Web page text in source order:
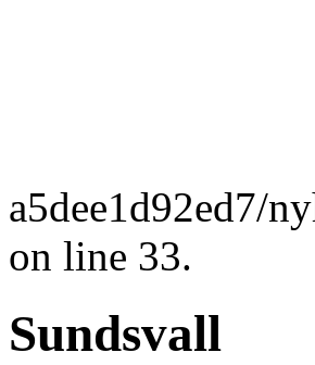
a5dee1d92ed7/
on line 33.
Sundsvall